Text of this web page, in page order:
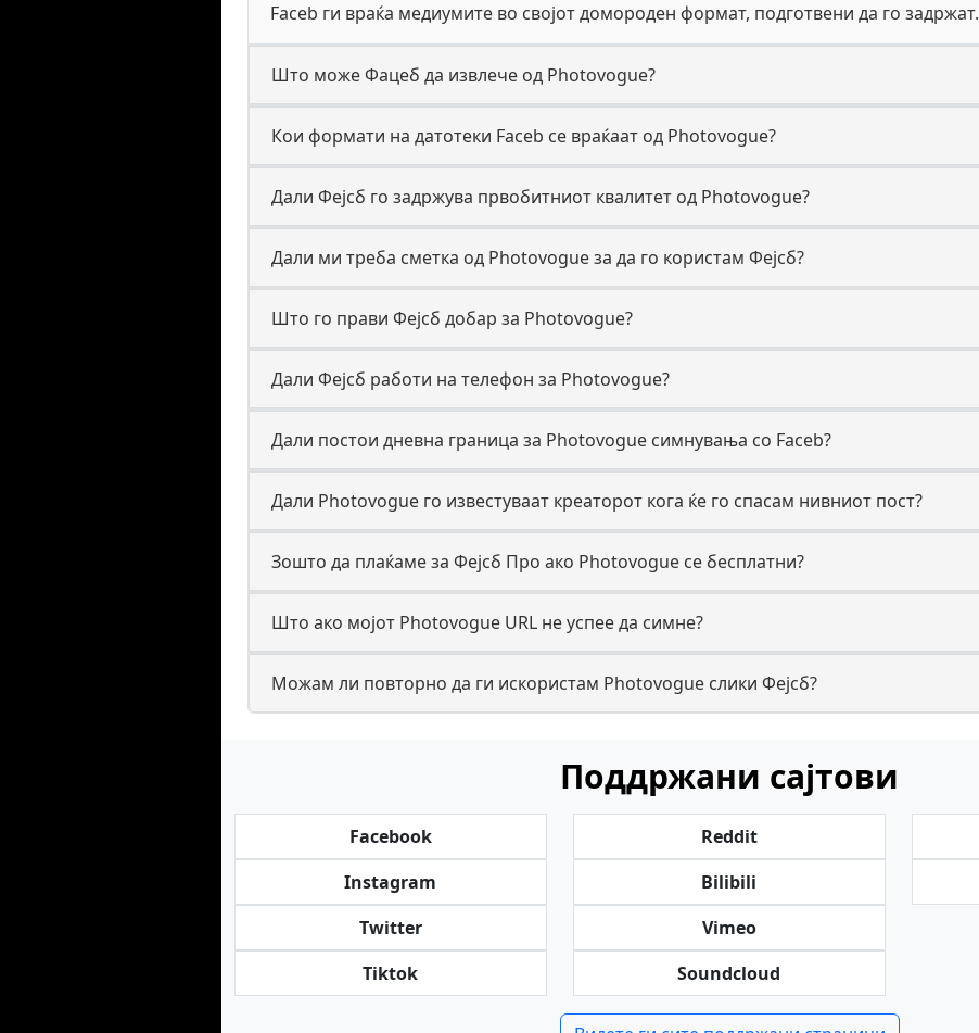
Faceb ги враќа медиумите во својот домороден формат, подготвени да го задржат.
Што може Фацеб да извлече од Photovogue?
Кои формати на датотеки Faceb се враќаат од Photovogue?
Дали Фејсб го задржува првобитниот квалитет од Photovogue?
Дали ми треба сметка од Photovogue за да го користам Фејсб?
Што го прави Фејсб добар за Photovogue?
Дали Фејсб работи на телефон за Photovogue?
Дали постои дневна граница за Photovogue симнувања со Faceb?
Дали Photovogue го известуваат креаторот кога ќе го спасам нивниот пост?
Зошто да плаќаме за Фејсб Про ако Photovogue се бесплатни?
Што ако мојот Photovogue URL не успее да симне?
Можам ли повторно да ги искористам Photovogue слики Фејсб?
Поддржани сајтови
Facebook
Instagram
Twitter
Tiktok
Reddit
Bilibili
Vimeo
Soundcloud